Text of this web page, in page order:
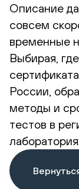
Описание
совсем
временные
Выбирая,
России,
методы и
тестов в